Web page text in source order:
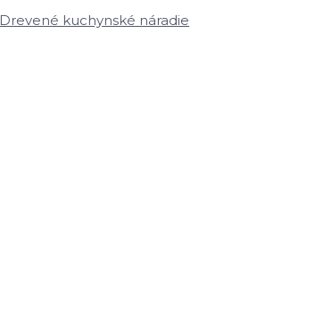
Drevené kuchynské náradie